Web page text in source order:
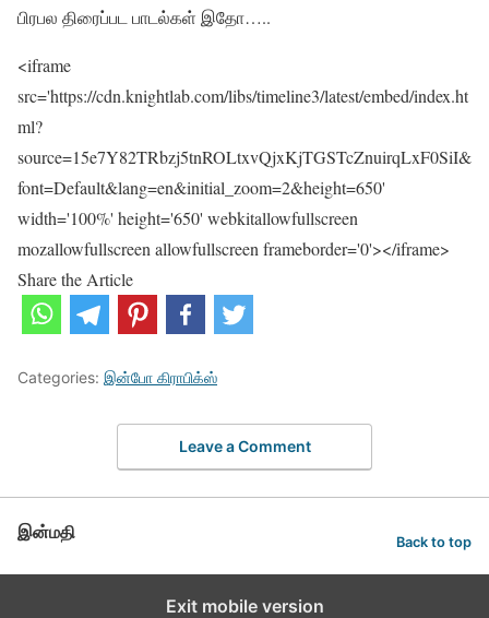
பிரபல திரைப்பட பாடல்கள் இதோ…..
<iframe
src='https://cdn.knightlab.com/libs/timeline3/latest/embed/index.ht
ml?
source=15e7Y82TRbzj5tnROLtxvQjxKjTGSTcZnuirqLxF0SiI&
font=Default&lang=en&initial_zoom=2&height=650'
width='100%' height='650' webkitallowfullscreen
mozallowfullscreen allowfullscreen frameborder='0'></iframe>
Share the Article
Categories: இன்போ கிராபிக்ஸ்
Leave a Comment
இன்மதி Back to top
Exit mobile version